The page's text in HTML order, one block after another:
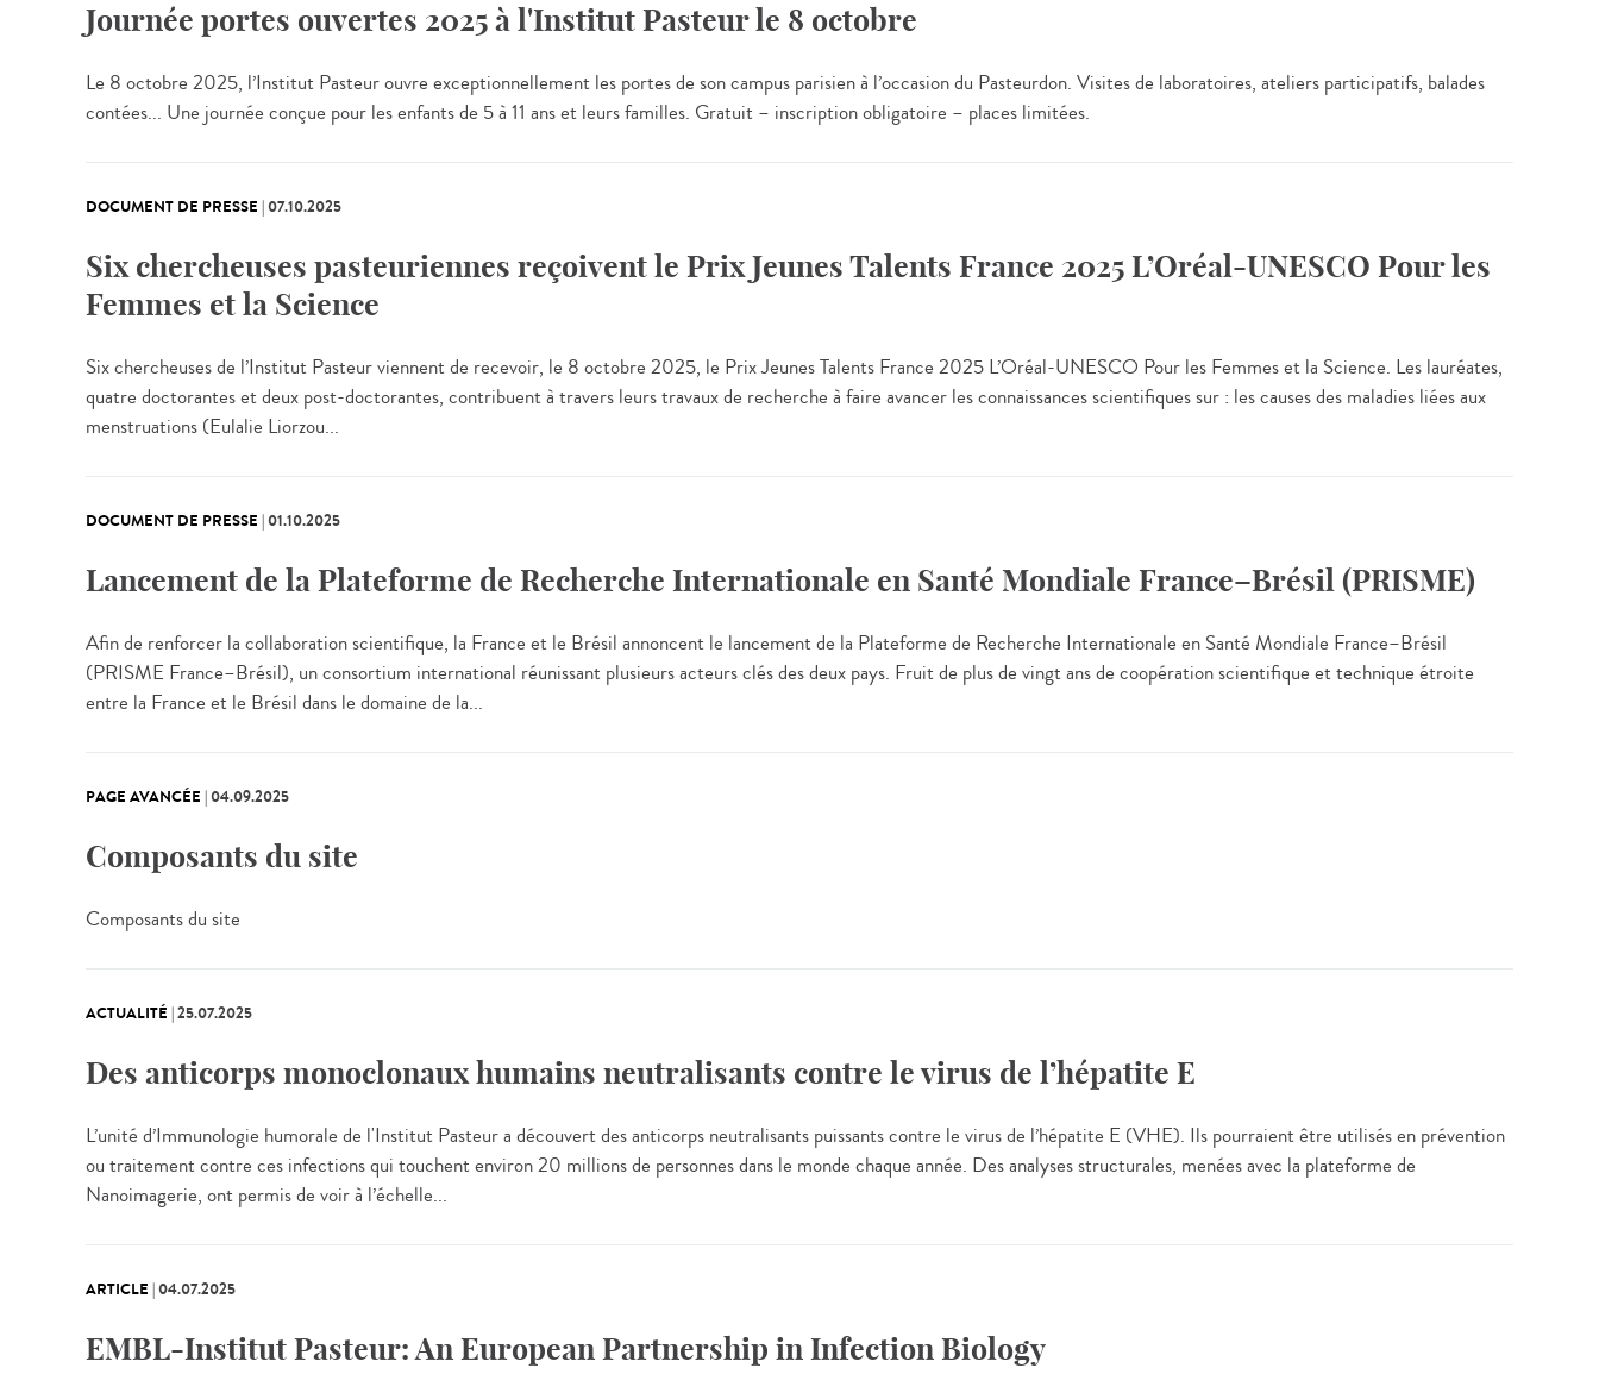
Journée portes ouvertes 2025 à l'Institut Pasteur le 8 octobre
Le 8 octobre 2025, l’Institut Pasteur ouvre exceptionnellement les portes de son campus parisien à l’occasion du Pasteurdon. Visites de laboratoires, ateliers participatifs, balades
contées... Une journée conçue pour les enfants de 5 à 11 ans et leurs familles. Gratuit – inscription obligatoire – places limitées.
DOCUMENT DE PRESSE |07.10.2025
Six chercheuses pasteuriennes reçoivent le Prix Jeunes Talents France 2025 L’Oréal-UNESCO Pour les
Femmes et la Science
Six chercheuses de l’Institut Pasteur viennent de recevoir, le 8 octobre 2025, le Prix Jeunes Talents France 2025 L’Oréal-UNESCO Pour les Femmes et la Science. Les lauréates,
quatre doctorantes et deux post-doctorantes, contribuent à travers leurs travaux de recherche à faire avancer les connaissances scientifiques sur : les causes des maladies liées aux
menstruations (Eulalie Liorzou...
DOCUMENT DE PRESSE |01.10.2025
Lancement de la Plateforme de Recherche Internationale en Santé Mondiale France–Brésil (PRISME)
Afin de renforcer la collaboration scientifique, la France et le Brésil annoncent le lancement de la Plateforme de Recherche Internationale en Santé Mondiale France–Brésil
(PRISME France–Brésil), un consortium international réunissant plusieurs acteurs clés des deux pays. Fruit de plus de vingt ans de coopération scientifique et technique étroite
entre la France et le Brésil dans le domaine de la...
PAGE AVANCÉE |04.09.2025
Composants du site
Composants du site
ACTUALITÉ |25.07.2025
Des anticorps monoclonaux humains neutralisants contre le virus de l’hépatite E
L’unité d’Immunologie humorale de l'Institut Pasteur a découvert des anticorps neutralisants puissants contre le virus de l’hépatite E (VHE). Ils pourraient être utilisés en prévention
ou traitement contre ces infections qui touchent environ 20 millions de personnes dans le monde chaque année. Des analyses structurales, menées avec la plateforme de
Nanoimagerie, ont permis de voir à l’échelle...
ARTICLE |04.07.2025
EMBL-Institut Pasteur: An European Partnership in Infection Biology